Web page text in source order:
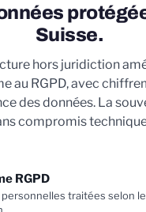
Suisse.
hors juridiction
au RGPD, avec
des données. La
compromis
RGPD
personnelles traitées selon